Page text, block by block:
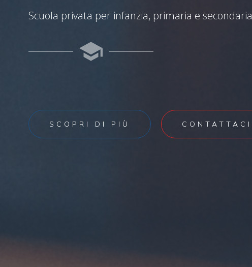
Scuola privata per infanzia, primaria e secondaria
SCOPRI DI PIÙ CONTATTACI